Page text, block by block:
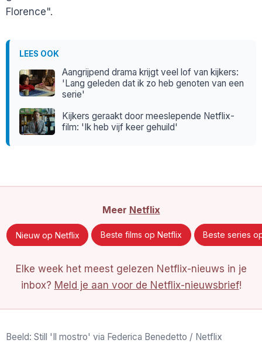
Florence".
LEES OOK
Aangrijpend drama krijgt veel lof van kijkers:
'Lang geleden dat ik zo heb genoten van een
serie'
Kijkers geraakt door meeslepende Netflix-
film: 'Ik heb vijf keer gehuild'
Meer Netflix
Nieuw op Netflix Beste films op Netflix Beste series
Elke week het meest gelezen Netflix-nieuws in je
inbox? Meld je aan voor de Netflix-nieuwsbrief!
Beeld: Still 'Il mostro' via Federica Benedetto / Netflix